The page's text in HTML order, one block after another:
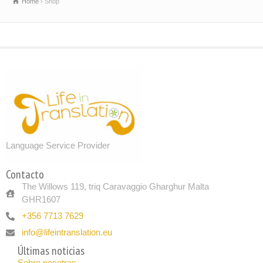
Language Service Provider
Contacto
The Willows 119, triq Caravaggio Gharghur Malta
GHR1607
+356 7713 7629
info@lifeintranslation.eu
Últimas noticias